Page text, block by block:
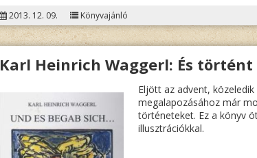
2013. 12. 09. Könyvajánló
Karl Heinrich Waggerl: És történt
Eljött az advent,
megalapozásához már
történeteket. Ez a könyv
illusztrációkkal.